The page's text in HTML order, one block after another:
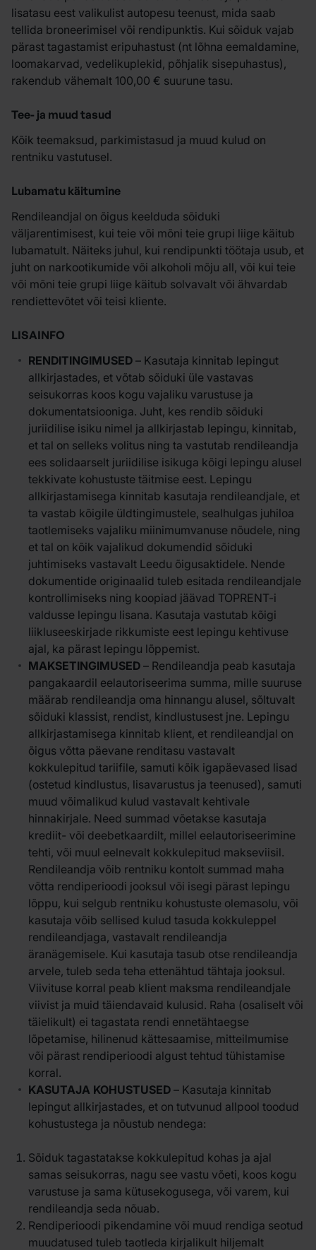
lisatasu eest valikulist autopesu teenust, mida saab
tellida broneerimisel või rendipunktis. Kui sõiduk vajab
pärast tagastamist eripuhastust (nt lõhna eemaldamine,
loomakarvad, vedelikuplekid, põhjalik sisepuhastus),
rakendub vähemalt 100,00 € suurune tasu.
Tee- ja muud tasud
Kõik teemaksud, parkimistasud ja muud kulud on
rentniku vastutusel.
Lubamatu käitumine
Rendileandjal on õigus keelduda sõiduki
väljarentimisest, kui teie või mõni teie grupi liige käitub
lubamatult. Näiteks juhul, kui rendipunkti töötaja usub, et
juht on narkootikumide või alkoholi mõju all, või kui teie
või mõni teie grupi liige käitub solvavalt või ähvardab
rendiettevõtet või teisi kliente.
LISAINFO
RENDITINGIMUSED – Kasutaja kinnitab lepingut
allkirjastades, et võtab sõiduki üle vastavas
seisukorras koos kogu vajaliku varustuse ja
dokumentatsiooniga. Juht, kes rendib sõiduki
juriidilise isiku nimel ja allkirjastab lepingu, kinnitab,
et tal on selleks volitus ning ta vastutab rendileandja
ees solidaarselt juriidilise isikuga kõigi lepingu alusel
tekkivate kohustuste täitmise eest. Lepingu
allkirjastamisega kinnitab kasutaja rendileandjale, et
ta vastab kõigile üldtingimustele, sealhulgas juhiloa
taotlemiseks vajaliku miinimumvanuse nõudele, ning
et tal on kõik vajalikud dokumendid sõiduki
juhtimiseks vastavalt Leedu õigusaktidele. Nende
dokumentide originaalid tuleb esitada rendileandjale
kontrollimiseks ning koopiad jäävad TOPRENT-i
valdusse lepingu lisana. Kasutaja vastutab kõigi
liikluseeskirjade rikkumiste eest lepingu kehtivuse
ajal, ka pärast lepingu lõppemist.
MAKSETINGIMUSED – Rendileandja peab kasutaja
pangakaardil eelautoriseerima summa, mille suuruse
määrab rendileandja oma hinnangu alusel, sõltuvalt
sõiduki klassist, rendist, kindlustusest jne. Lepingu
allkirjastamisega kinnitab klient, et rendileandjal on
õigus võtta päevane renditasu vastavalt
kokkulepitud tariifile, samuti kõik igapäevased lisad
(ostetud kindlustus, lisavarustus ja teenused), samuti
muud võimalikud kulud vastavalt kehtivale
hinnakirjale. Need summad võetakse kasutaja
krediit- või deebetkaardilt, millel eelautoriseerimine
tehti, või muul eelnevalt kokkulepitud makseviisil.
Rendileandja võib rentniku kontolt summad maha
võtta rendiperioodi jooksul või isegi pärast lepingu
lõppu, kui selgub rentniku kohustuste olemasolu, või
kasutaja võib sellised kulud tasuda kokkuleppel
rendileandjaga, vastavalt rendileandja
äranägemisele. Kui kasutaja tasub otse rendileandja
arvele, tuleb seda teha ettenähtud tähtaja jooksul.
Viivituse korral peab klient maksma rendileandjale
viivist ja muid täiendavaid kulusid. Raha (osaliselt või
täielikult) ei tagastata rendi ennetähtaegse
lõpetamise, hilinenud kättesaamise, mitteilmumise
või pärast rendiperioodi algust tehtud tühistamise
korral.
KASUTAJA KOHUSTUSED – Kasutaja kinnitab
lepingut allkirjastades, et on tutvunud allpool toodud
kohustustega ja nõustub nendega:
Sõiduk tagastatakse kokkulepitud kohas ja ajal
samas seisukorras, nagu see vastu võeti, koos kogu
varustuse ja sama kütusekogusega, või varem, kui
rendileandja seda nõuab.
Rendiperioodi pikendamine või muud rendiga seotud
muudatused tuleb taotleda kirjalikult hiljemalt